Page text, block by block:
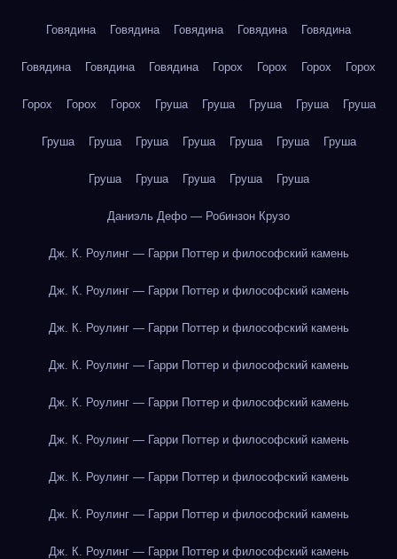
Говядина Говядина Говядина Говядина Говядина
Говядина Говядина Говядина Горох Горох Горох Горох
Горох Горох Горох Груша Груша Груша Груша Груша
Груша Груша Груша Груша Груша Груша Груша
Груша Груша Груша Груша Груша
Даниэль Дефо — Робинзон Крузо
Дж. К. Роулинг — Гарри Поттер и философский камень
Дж. К. Роулинг — Гарри Поттер и философский камень
Дж. К. Роулинг — Гарри Поттер и философский камень
Дж. К. Роулинг — Гарри Поттер и философский камень
Дж. К. Роулинг — Гарри Поттер и философский камень
Дж. К. Роулинг — Гарри Поттер и философский камень
Дж. К. Роулинг — Гарри Поттер и философский камень
Дж. К. Роулинг — Гарри Поттер и философский камень
Дж. К. Роулинг — Гарри Поттер и философский камень